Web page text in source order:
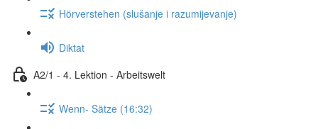
Hörverstehen (slušanje i razumijevanje)
Diktat
A2/1 - 4. Lektion - Arbeitswelt
Wenn- Sätze (16:32)